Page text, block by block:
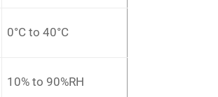
0°C to 40°C
10% to 90%RH